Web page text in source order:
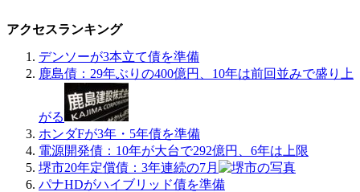
アクセスランキング
デンソーが3本立て債を準備
鹿島債：29年ぶりの400億円、10年は前回並みで盛り上
がる
ホンダFが3年・5年債を準備
電源開発債：10年が大台で292億円、6年は上限
堺市20年定償債：3年連続の7月
パナHDがハイブリッド債を準備